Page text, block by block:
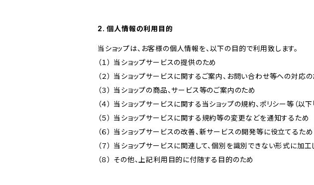
2. 個人情報の利用目的
当ショップは、お客様の個人情報を、以下の目的で利用致します。
（１） 当ショップサービスの提供のため
（２） 当ショップサービスに関するご案内、お問い合わせ等への対応の
（３） 当ショップの商品、サービス等のご案内のため
（４） 当ショップサービスに関する当ショップの規約、ポリシー等（
（５） 当ショップサービスに関する規約等の変更などを通知するため
（６） 当ショップサービスの改善、新サービスの開発等に役立てるため
（７） 当ショップサービスに関連して、個別を識別できない形式に加
（８） その他、上記利用目的に付随する目的のため